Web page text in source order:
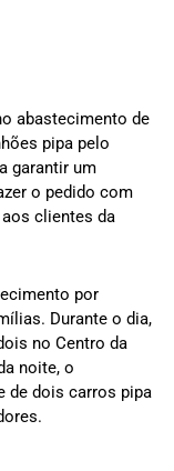
abastecimento de
pipa pelo
garantir um
o pedido com
clientes da
por
Durante o dia,
no Centro da
noite, o
de dois carros pipa